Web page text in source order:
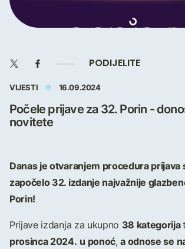
PODIJELITE
VIJESTI 16.09.2024
Počele prijave za 32. Porin -
novitete
Danas je otvaranjem procedura prijava
započelo 32. izdanje najvažnije
Porin!
Prijave izdanja za ukupno 38 kategorija
prosinca 2024. u ponoć,a odnose se